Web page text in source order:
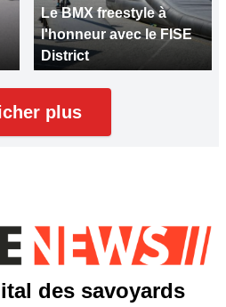
Le BMX freestyle à
l'honneur avec le FISE
District
plus
des savoyards